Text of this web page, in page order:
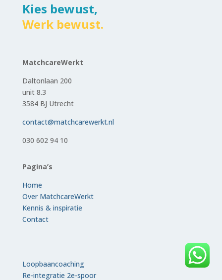
Kies bewust,
Werk bewust.
MatchcareWerkt
Daltonlaan 200
unit 8.3
3584 BJ Utrecht
contact@matchcarewerkt.nl
030 602 94 10
Pagina’s
Home
Over MatchcareWerkt
Kennis & inspiratie
Contact
Loopbaancoaching
Re-integratie 2e-spoor